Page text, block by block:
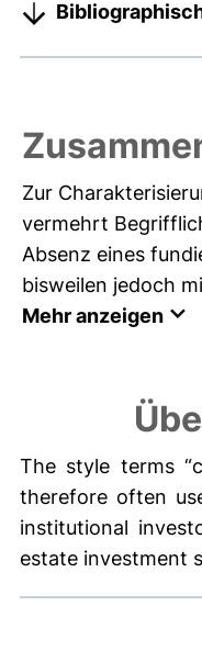
Zur
vermehrt
Absenz eines
bisweilen jedoch
Mehr anzeigen
The style terms
therefore often
institutional
estate investment